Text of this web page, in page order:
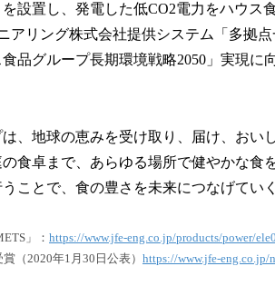
設置し、発電した低CO2電力をハウス
アリング株式会社提供システム「多拠
品グループ長期環境戦略2050」実現に
、地球の恵みを受け取り、届け、おい
食卓まで、あらゆる場所で健やかな食
ことで、食の豊さを未来につなげてい
」： https://www.jfe-eng.co.jp/products/power/
（2020年1月30日公表） https://www.jfe-eng.co.jp/